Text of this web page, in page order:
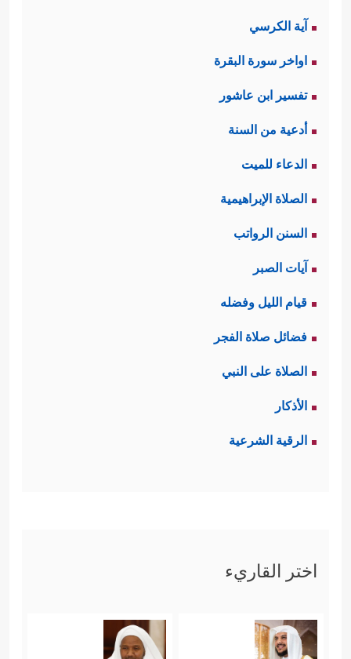
آية الكرسي
اواخر سورة البقرة
تفسير ابن عاشور
أدعية من السنة
الدعاء للميت
الصلاة الإبراهيمية
السنن الرواتب
آيات الصبر
قيام الليل وفضله
فضائل صلاة الفجر
الصلاة على النبي
الأذكار
الرقية الشرعية
اختر القاريء